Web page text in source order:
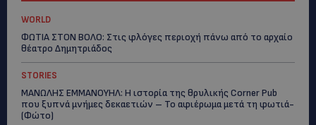
WORLD
ΦΩΤΙΑ ΣΤΟΝ ΒΟΛΟ: Στις φλόγες περιοχή πάνω από το αρχαίο
θέατρο Δημητριάδος
STORIES
ΜΑΝΩΛΗΣ ΕΜΜΑΝΟΥΗΛ: Η ιστορία της θρυλικής Corner Pub
που ξυπνά μνήμες δεκαετιών – Το αφιέρωμα μετά τη φωτιά-
(Φώτο)